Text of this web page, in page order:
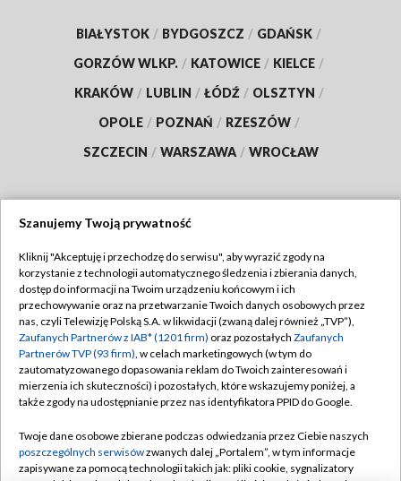
BIAŁYSTOK / BYDGOSZCZ / GDAŃSK /
GORZÓW WLKP. / KATOWICE / KIELCE /
KRAKÓW / LUBLIN / ŁÓDŹ / OLSZTYN /
OPOLE / POZNAŃ / RZESZÓW /
SZCZECIN / WARSZAWA / WROCŁAW
TVP
Abonament TVP
Emisja w TVP
Centrum informacji TVP
Naziemna Telewizja Cyfrowa
Rada Programowa
Regulamin TVP
Polityka prywatności
Moje zgody
Pomoc
Kontakt
Szanujemy Twoją prywatność
Kliknij "Akceptuję i przechodzę do serwisu", aby wyrazić zgody na
korzystanie z technologii automatycznego śledzenia i zbierania danych,
dostęp do informacji na Twoim urządzeniu końcowym i ich
przechowywanie oraz na przetwarzanie Twoich danych osobowych przez
nas, czyli Telewizję Polską S.A. w likwidacji (zwaną dalej również „TVP”),
Zaufanych Partnerów z IAB* (1201 firm) oraz pozostałych Zaufanych
Partnerów TVP (93 firm), w celach marketingowych (w tym do
zautomatyzowanego dopasowania reklam do Twoich zainteresowań i
mierzenia ich skuteczności) i pozostałych, które wskazujemy poniżej, a
także zgody na udostępnianie przez nas identyfikatora PPID do Google.
Twoje dane osobowe zbierane podczas odwiedzania przez Ciebie naszych
poszczególnych serwisówzwanych dalej „Portalem”, w tym informacje
zapisywane za pomocą technologii takich jak: pliki cookie, sygnalizatory